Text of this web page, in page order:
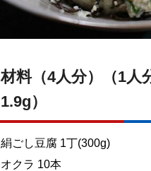
材料（4人分）（1人
1.9g）
絹ごし豆腐 1丁(300g)
オクラ 10本